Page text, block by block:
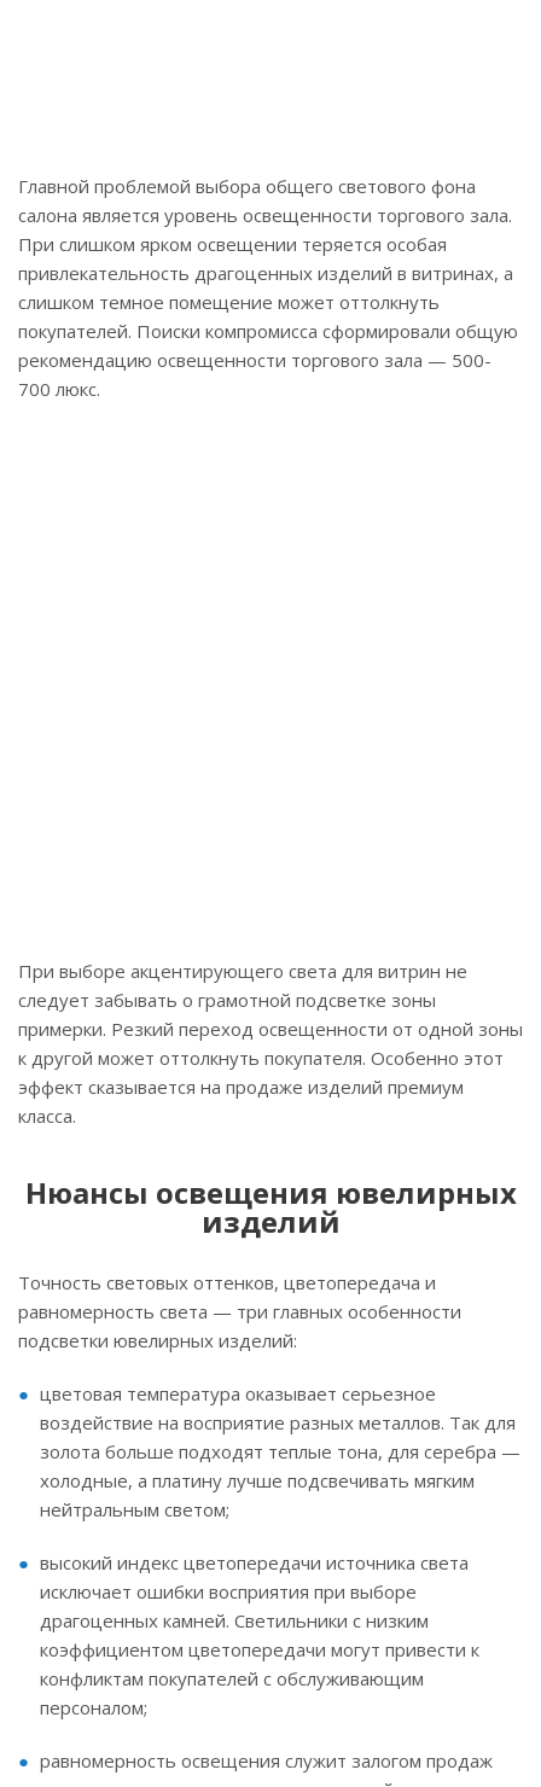
Главной проблемой выбора общего светового фона
салона является уровень освещенности торгового зала.
При слишком ярком освещении теряется особая
привлекательность драгоценных изделий в витринах, а
слишком темное помещение может оттолкнуть
покупателей. Поиски компромисса сформировали общую
рекомендацию освещенности торгового зала — 500-
700 люкс.
При выборе акцентирующего света для витрин не
следует забывать о грамотной подсветке зоны
примерки. Резкий переход освещенности от одной зоны
к другой может оттолкнуть покупателя. Особенно этот
эффект сказывается на продаже изделий премиум
класса.
Нюансы освещения ювелирных
изделий
Точность световых оттенков, цветопередача и
равномерность света — три главных особенности
подсветки ювелирных изделий:
цветовая температура оказывает серьезное
воздействие на восприятие разных металлов. Так для
золота больше подходят теплые тона, для серебра —
холодные, а платину лучше подсвечивать мягким
нейтральным светом;
высокий индекс цветопередачи источника света
исключает ошибки восприятия при выборе
драгоценных камней. Светильники с низким
коэффициентом цветопередачи могут привести к
конфликтам покупателей с обслуживающим
персоналом;
равномерность освещения служит залогом продаж